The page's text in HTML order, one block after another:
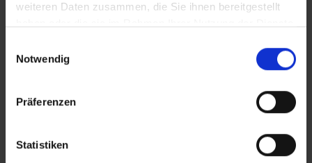
weiteren Daten zusammen, die Sie ihnen bereitgestellt
Notwendig
Präferenzen
Statistiken